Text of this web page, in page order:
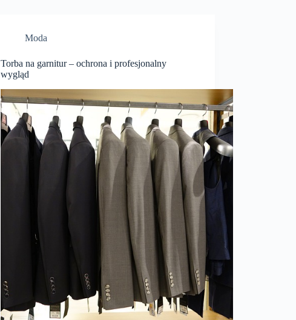
Moda
Torba na garnitur – ochrona i profesjonalny
wygląd